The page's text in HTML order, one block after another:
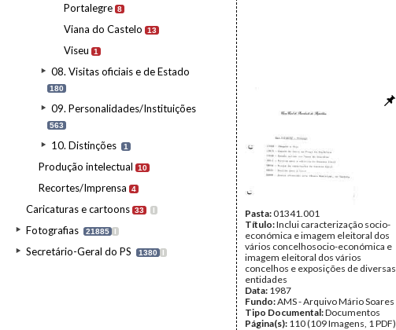
Portalegre 8
Viana do Castelo 13
Viseu 1
08. Visitas oficiais e de Estado
180
09. Personalidades/Instituições
563
10. Distinções 1
Produção intelectual 10
Recortes/Imprensa 4
Caricaturas e cartoons 33 I
Fotografias 21885 I
Secretário-Geral do PS 1380 I
Pasta:01341.001
Título:Inclui caracterização socio-
económica e imagem eleitoral dos
vários concelhosocio-económica e
imagem eleitoral dos vários
concelhos e exposições de diversas
entidades
Data: 1987
Fundo:AMS - Arquivo Mário Soares
Tipo Documental:Documentos
Página(s): 110 (109 Imagens, 1 PDF)